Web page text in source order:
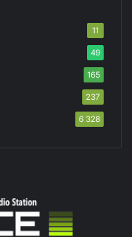
11
49
165
237
6 328